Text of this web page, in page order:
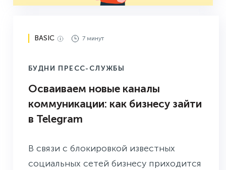
BASIC 7 минут
БУДНИ ПРЕСС-СЛУЖБЫ
Осваиваем новые каналы
коммуникации: как бизнесу зайти
в Telegram
В связи с блокировкой известных
социальных сетей бизнесу приходится